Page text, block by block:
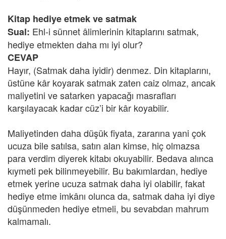
Kitap hediye etmek ve satmak
Sual: Ehl-i sünnet âlimlerinin kitaplarını satmak,
hediye etmekten daha mı iyi olur?
CEVAP
Hayır, (Satmak daha iyidir) denmez. Din kitaplarını,
üstüne kâr koyarak satmak zaten caiz olmaz, ancak
maliyetini ve satarken yapacağı masrafları
karşılayacak kadar cüz’i bir kâr koyabilir.
Maliyetinden daha düşük fiyata, zararına yani çok
ucuza bile satılsa, satın alan kimse, hiç olmazsa
para verdim diyerek kitabı okuyabilir. Bedava alınca
kıymeti pek bilinmeyebilir. Bu bakımlardan, hediye
etmek yerine ucuza satmak daha iyi olabilir, fakat
hediye etme imkânı olunca da, satmak daha iyi diye
düşünmeden hediye etmeli, bu sevabdan mahrum
kalmamalı.